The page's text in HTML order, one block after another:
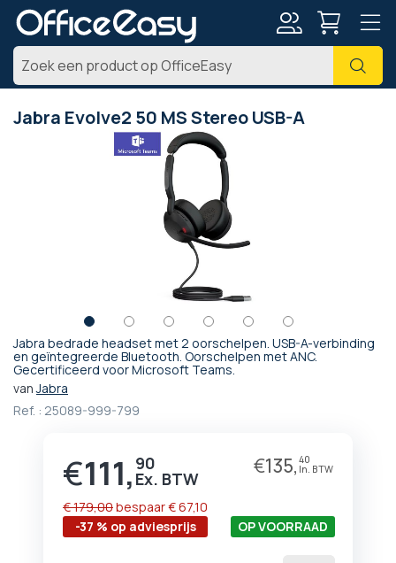
Zoek
Jabra Evolve2 50 MS Stereo USB-A
Jabra bedrade headset met 2 oorschelpen. USB-A-verbinding
en geïntegreerde Bluetooth. Oorschelpen met ANC.
Gecertificeerd voor Microsoft Teams.
vanJabra
Ref. : 25089-999-799
Prijs
€111, 90 €135, 40
-37 % op adviesprijs
€ 179,00bespaar€ 67,10
OP VOORRAAD
Ga
naar
het
begin
afbeeldingen-